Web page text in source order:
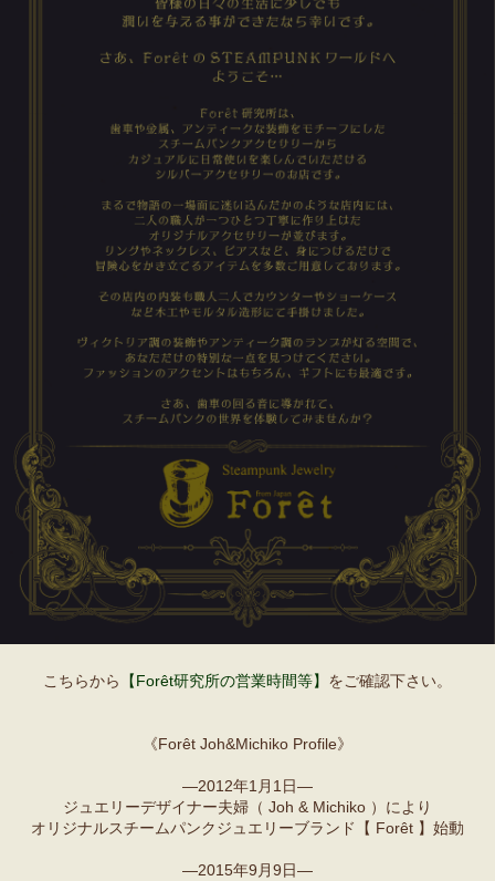
こちらから 【Forêt研究所の営業時間等】 をご確認下さい。
《Forêt Joh&Michiko Profile》
―2012年1月1日―
ジュエリーデザイナー夫婦（ Joh & Michiko ）により
オリジナルスチームパンクジュエリーブランド【 Forêt 】始動
―2015年9月9日―